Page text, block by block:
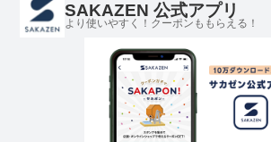
SAKAZEN 公式アプリ
より使いやすく！クーポンももらえる！